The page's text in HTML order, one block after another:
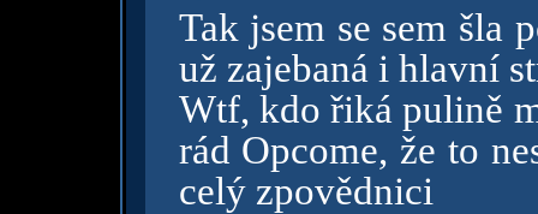
Tak jsem se sem šla
už zajebaná i hlavní
Wtf, kdo řiká pulině
rád Opcome, že to
celý zpovědnici